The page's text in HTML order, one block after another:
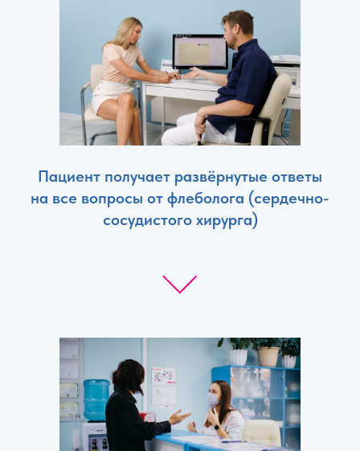
Пациент получает развёрнутые ответы
на все вопросы от флеболога (сердечно-
сосудистого хирурга)